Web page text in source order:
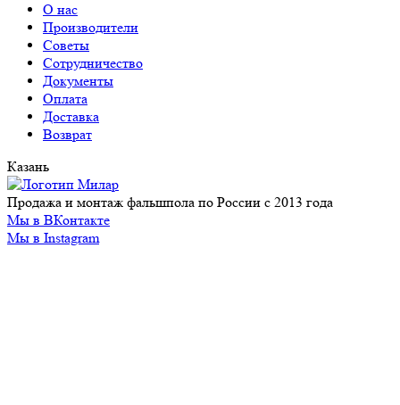
О нас
Производители
Советы
Сотрудничество
Документы
Оплата
Доставка
Возврат
Казань
Продажа и монтаж фальшпола по России с 2013 года
Мы в ВКонтакте
Мы в Instagram